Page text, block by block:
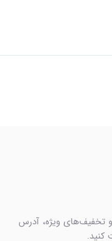
و تخفیف‌های ویژه، آدرس
کنید.